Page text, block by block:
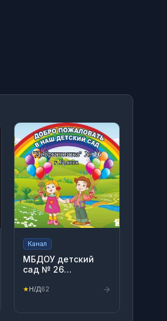
Канал
МБДОУ детский
сад № 26
Брянска
★Н/Д62